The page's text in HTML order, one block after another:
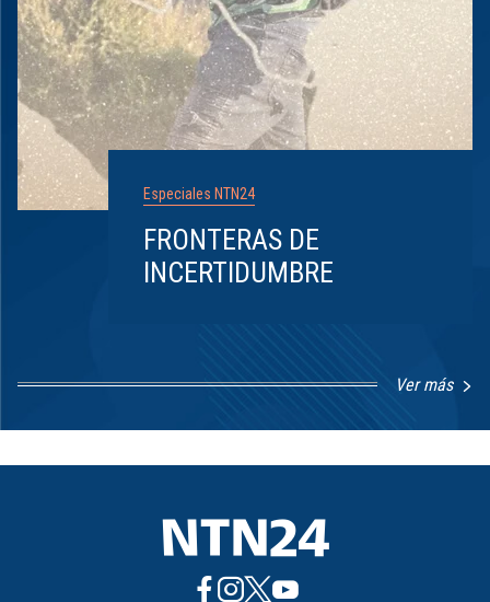
Especiales NTN24
FRONTERAS DE
INCERTIDUMBRE
Ver más
8